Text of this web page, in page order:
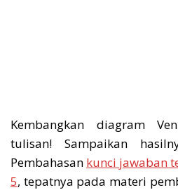
Kembangkan diagram
tulisan! Sampaikan
Pembahasan kunci jawaban
5, tepatnya pada materi